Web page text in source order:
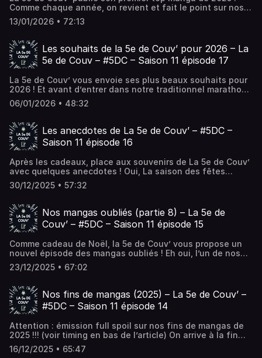
Comme chaque année, on revient et fait le point sur nos
lectures de l’année passée. En ressort ce top des
meilleurs mangas de... L’article Nos 11 meilleurs manga de
apparu en premier sur La 5e de Couv' - Le podcast de
débat autour du manga !.
13/01/2026 • 72:13
Les souhaits de la 5e de Couv’ pour 2026 – La
5e de Couv – #5DC – Saison 11 épisode 17
La 5e de Couv’ vous envoie ses plus beaux souhaits pour
2026 ! Et avant d’entrer dans notre traditionnel marathon
“tops” de janvier et parler de l’année passée, on s’est dit
qu’on allait plutôt parler... L’article Les souhaits de la 5e
épisode 17 est apparu en premier sur La 5e de Couv' - Le
podcast de débat autour du manga !.
06/01/2026 • 48:32
Les anecdotes de La 5e de Couv’ – #5DC –
Saison 11 épisode 16
Après les cadeaux, place aux souvenirs de La 5e de Couv’
avec quelques anecdotes ! Oui, La saison des fêtes
continue ! Et vu qu’on se retrouve depuis bientôt dix ans
chaque semaine pour partager... L’article Les anecdotes
apparu en premier sur La 5e de Couv' - Le podcast de
débat autour du manga !.
30/12/2025 • 57:32
Nos mangas oubliés (partie 8) – La 5e de
Couv’ – #5DC – Saison 11 épisode 15
Comme cadeau de Noël, la 5e de Couv’ vous propose un
nouvel épisode des mangas oubliés ! Eh oui, l’un de nos
formats cultes revient pour vous proposer une nouvelle
série de titres injustement oubliés... L’article Nos mangas
épisode 15 est apparu en premier sur La 5e de Couv' - Le
podcast de débat autour du manga !.
23/12/2025 • 67:02
Nos fins de mangas (2025) – La 5e de Couv’ –
#5DC – Saison 11 épisode 14
Attention : émission full spoil sur nos fins de mangas de
2025 !!! (voir timing en bas de l’article) On arrive à la fin
d’année 2025, l’occasion de revenir sur 5 séries qui se
sont... L’article Nos fins de mangas (2025) – La 5e de
16/12/2025 • 65:47